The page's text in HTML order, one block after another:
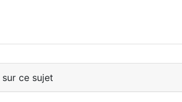
ce sujet